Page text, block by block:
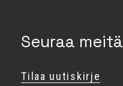
Seuraa meitä
Tilaa uutiskirje